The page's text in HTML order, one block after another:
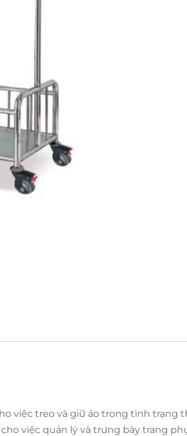
việc treo và giữ áo trong tình
việc quản lý và trưng bày trang